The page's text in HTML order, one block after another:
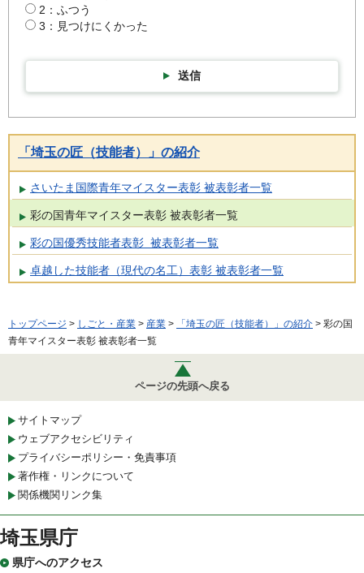
2：ふつう
3：見つけにくかった
送信
「埼玉の匠（技能者）」の紹介
さいたま国際青年マイスター表彰 被表彰者一覧
彩の国青年マイスター表彰 被表彰者一覧
彩の国優秀技能者表彰 被表彰者一覧
卓越した技能者（現代の名工）表彰 被表彰者一覧
トップページ > しごと・産業 > 産業 > 「埼玉の匠（技能者）」の紹介 > 彩の国
青年マイスター表彰 被表彰者一覧
ページの先頭へ戻る
サイトマップ
ウェブアクセシビリティ
プライバシーポリシー・免責事項
著作権・リンクについて
関係機関リンク集
埼玉県庁
県庁へのアクセス